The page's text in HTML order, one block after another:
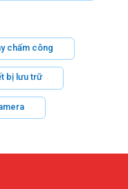
chấm công
bị lưu trữ